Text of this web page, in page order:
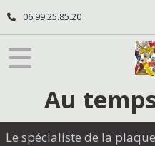
06.99.25.85.20
Au
Le spécialiste de la